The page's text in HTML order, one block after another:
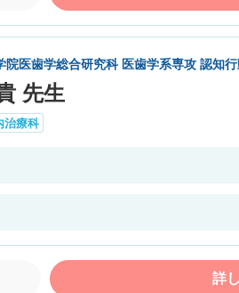
院医歯学総合研究科 医歯学系専攻 認知
先生
治療科
詳